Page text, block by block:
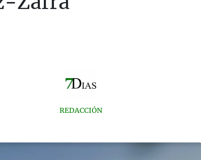
REDACCIÓN